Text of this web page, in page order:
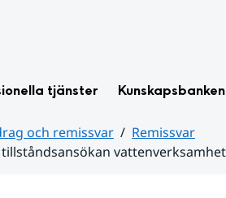
tjänster Kunskapsbanken
och remissvar
Remissvar